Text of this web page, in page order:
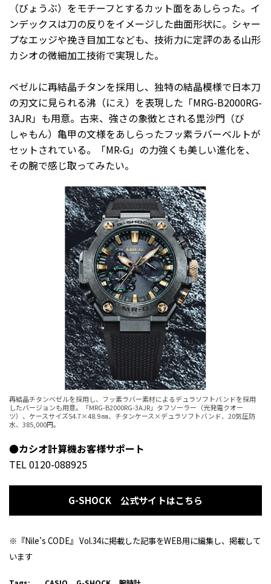
（びょうぶ）をモチーフとするカット面をあしらった。イ
ンデックスは刀の反りをイメージした曲面形状に。シャー
プなエッジや挽き目加工なども、技術力に定評のある山形
カシオの微細加工技術で実現した。
ベゼルに再結晶チタンを採用し、独特の結晶模様で日本刀
の刃文に見られる沸（にえ）を表現した「MRG-B2000RG-
3AJR」も用意。古来、強さの象徴とされる毘沙門（び
しゃもん）亀甲の文様をあしらったフッ素ラバーベルトが
セットされている。「MR-G」の力強くも美しい進化を、
その腕で感じ取ってみたい。
再結晶チタンベゼルを採用し、フッ素ラバー素材によるデュラソフトバンドを採用
したバージョンも用意。「MRG-B2000RG-3AJR」タフソーラー（光発電クオー
ツ）、ケースサイズ54.7×48.9 ㎜、チタンケース×デュラソフトバンド、20気圧防
水、385,000円。
●カシオ計算機お客様サポート
TEL 0120-088925
G-SHOCK 公式サイトはこちら
※『Nile’s CODE』 Vol.34に掲載した記事をWEB用に編集し、掲載して
います